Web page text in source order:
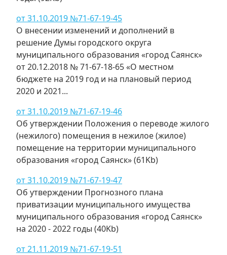
от 31.10.2019 №71-67-19-45
О внесении изменений и дополнений в
решение Думы городского округа
муниципального образования «город Саянск»
от 20.12.2018 № 71-67-18-65 «О местном
бюджете на 2019 год и на плановый период
2020 и 2021...
от 31.10.2019 №71-67-19-46
Об утверждении Положения о переводе жилого
(нежилого) помещения в нежилое (жилое)
помещение на территории муниципального
образования «город Саянск» (61Kb)
от 31.10.2019 №71-67-19-47
Об утверждении Прогнозного плана
приватизации муниципального имущества
муниципального образования «город Саянск»
на 2020 - 2022 годы (40Kb)
от 21.11.2019 №71-67-19-51